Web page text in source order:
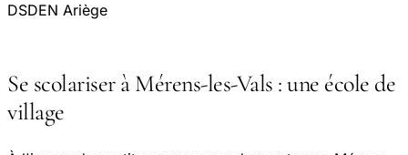
DSDEN Ariège
Se scolariser à Mérens-les-Vals : une école de
village